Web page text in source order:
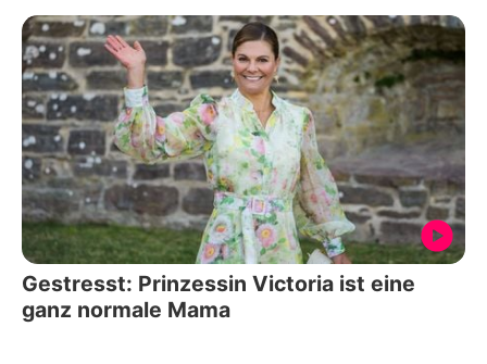
Gestresst: Prinzessin Victoria ist eine
ganz normale Mama